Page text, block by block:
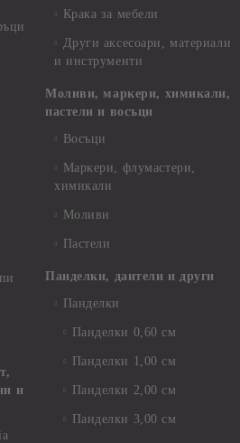
и
Крака за мебели
Други аксесоари, материали
и инструменти
Моливи, маркери, химикали,
пастели и восъци
Восъци
Маркери, флумастери,
химикали
Моливи
Пастели
Панделки, дантели и други
Панделки
Панделки 0,60 см
Панделки 1,00 см
Панделки 2,00 см
Панделки 3,00 см